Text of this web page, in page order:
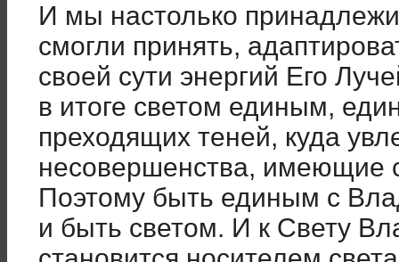
И мы настолько
смогли принять,
своей сути энергий Его
в итоге светом единым,
преходящих теней, куда
несовершенства, имеющие
Поэтому быть единым с
и быть светом. И к Свету